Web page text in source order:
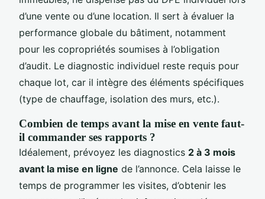
d’une vente ou d’une location. Il sert à évaluer la
performance globale du bâtiment, notamment
pour les copropriétés soumises à l’obligation
d’audit. Le diagnostic individuel reste requis pour
chaque lot, car il intègre des éléments spécifiques
(type de chauffage, isolation des murs, etc.).
Combien de temps avant la mise en vente faut-
il commander ses rapports ?
Idéalement, prévoyez les diagnostics 2 à 3 mois
avant la mise en ligne de l’annonce. Cela laisse le
temps de programmer les visites, d’obtenir les